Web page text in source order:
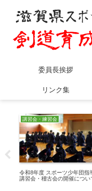
委員長挨拶
リンク集
講習会・練習会
令和8年度 スポーツ少年団指
講習会・稽古会の開催につい